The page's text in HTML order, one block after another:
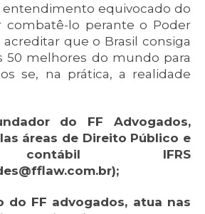
equivocado do
combatê-lo perante o Poder
que o Brasil consiga
50 melhores do mundo para
se, na prática, a realidade
do FF Advogados,
áreas de Direito Público e
IFRS
do FF advogados, atua nas